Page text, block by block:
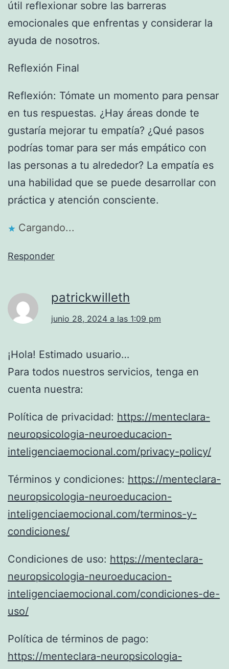
útil reflexionar sobre las barreras
emocionales que enfrentas y considerar la
ayuda de nosotros.
Reflexión Final
Reflexión: Tómate un momento para pensar
en tus respuestas. ¿Hay áreas donde te
gustaría mejorar tu empatía? ¿Qué pasos
podrías tomar para ser más empático con
las personas a tu alrededor? La empatía es
una habilidad que se puede desarrollar con
práctica y atención consciente.
Cargando...
Responder
patrickwilleth
junio 28, 2024 a las 1:09 pm
¡Hola! Estimado usuario…
Para todos nuestros servicios, tenga en
cuenta nuestra:
Política de privacidad: https://menteclara-
neuropsicologia-neuroeducacion-
inteligenciaemocional.com/privacy-policy/
Términos y condiciones: https://menteclara-
neuropsicologia-neuroeducacion-
inteligenciaemocional.com/terminos-y-
condiciones/
Condiciones de uso: https://menteclara-
neuropsicologia-neuroeducacion-
inteligenciaemocional.com/condiciones-de-
uso/
Política de términos de pago:
https://menteclara-neuropsicologia-